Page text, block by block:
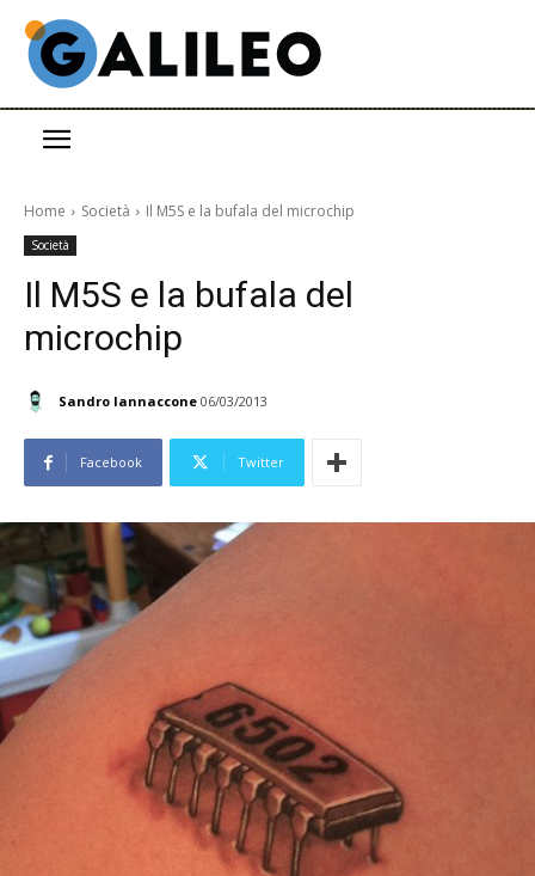
Home Società Il M5S e la bufala del microchip
Società
Il M5S e la bufala del
microchip
Sandro Iannaccone 06/03/2013
Facebook Twitter